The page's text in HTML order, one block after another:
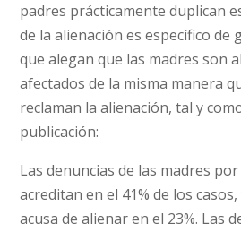
padres prácticamente duplican
de la alienación es específico de
que alegan que las madres son
afectados de la misma manera
reclaman la alienación, tal y
publicación:
Las denuncias de las madres
acreditan en el 41% de los
acusa de alienar en el 23%. Las